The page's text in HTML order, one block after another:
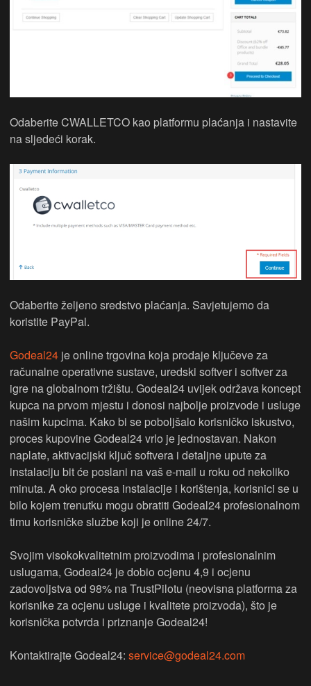
Odaberite CWALLETCO kao platformu plaćanja i nastavite
na sljedeći korak.
Odaberite željeno sredstvo plaćanja. Savjetujemo da
koristite PayPal.
Godeal24 je online trgovina koja prodaje ključeve za
računalne operativne sustave, uredski softver i softver za
igre na globalnom tržištu. Godeal24 uvijek održava koncept
kupca na prvom mjestu i donosi najbolje proizvode i usluge
našim kupcima. Kako bi se poboljšalo korisničko iskustvo,
proces kupovine Godeal24 vrlo je jednostavan. Nakon
naplate, aktivacijski ključ softvera i detaljne upute za
instalaciju bit će poslani na vaš e-mail u roku od nekoliko
minuta. A oko procesa instalacije i korištenja, korisnici se u
bilo kojem trenutku mogu obratiti Godeal24 profesionalnom
timu korisničke službe koji je online 24/7.
Svojim visokokvalitetnim proizvodima i profesionalnim
uslugama, Godeal24 je dobio ocjenu 4,9 i ocjenu
zadovoljstva od 98% na TrustPilotu (neovisna platforma za
korisnike za ocjenu usluge i kvalitete proizvoda), što je
korisnička potvrda i priznanje Godeal24!
Kontaktirajte Godeal24: service@godeal24.com